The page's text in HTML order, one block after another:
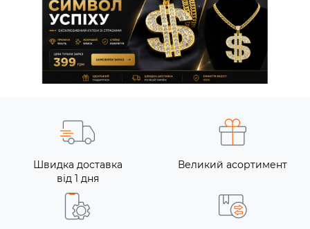
Швидка доставка
від 1 дня
Великий асортимент